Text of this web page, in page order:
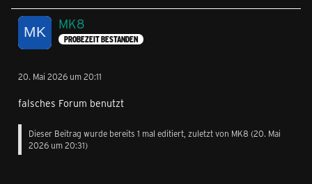
MK8
PROBEZEIT BESTANDEN
20. Mai 2026 um 20:11
falsches Forum benutzt
Dieser Beitrag wurde bereits 1 mal editiert, zuletzt von MK8 (20. Mai
2026 um 20:31)